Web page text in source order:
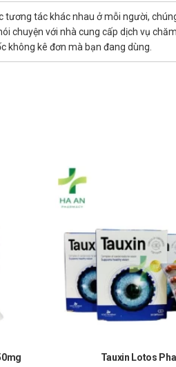
tương tác khác nhau ở mỗi người,
chuyện với nhà cung cấp dịch vụ
không kê đơn mà bạn đang dùng.
Tauxin Lotos